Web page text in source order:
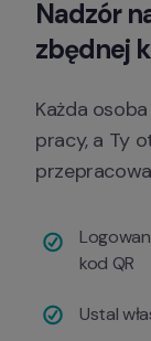
Nadzór
zbędnej
Każda
pracy, a Ty
kod QR
Ustal